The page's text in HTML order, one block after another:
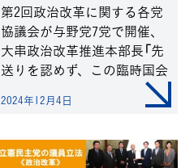
第2回政治改革に関する各党
協議会が与野党7党で開催、
大串政治改革推進本部長「先
送りを認めず、この臨時国会
2024年12月4日